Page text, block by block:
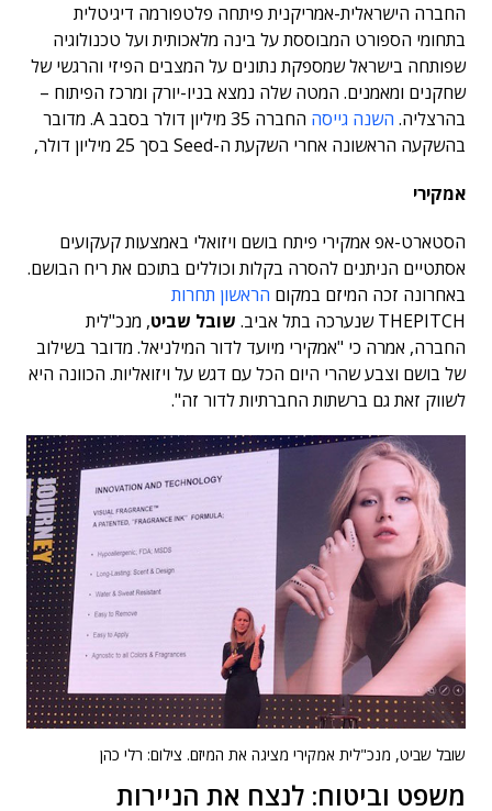
החברה הישראלית-אמריקנית פיתחה פלטפורמה דיגיטלית
בתחומי הספורט המבוססת על בינה מלאכותית ועל טכנולוגיה
שפותחה בישראל שמספקת נתונים על המצבים הפיזי והרגשי של
שחקנים ומאמנים. המטה שלה נמצא בניו-יורק ומרכז הפיתוח –
בהרצליה. השנה גייסה
החברה 35 מיליון דולר בסבב A. מדובר
בהשקעה הראשונה אחרי השקעת ה-Seed בסך 25 מיליון דולר,
אמקירי
הסטארט-אפ אמקירי פיתח בושם ויזואלי באמצעות קעקועים
אסתטיים הניתנים להסרה בקלות וכוללים בתוכם את ריח הבושם.
באחרונה זכה המיזם במקום הראשון תחרות
THEPITCH שנערכה בתל אביב.
שובל שביט, מנכ"לית
החברה, אמרה כי "אמקירי מיועד לדור המילניאל. מדובר בשילוב
של בושם וצבע שהרי היום הכל עם דגש על ויזואליות. הכוונה היא
לשווק זאת גם ברשתות החברתיות לדור זה".
שובל שביט, מנכ"לית אמקירי מציגה את המיזם. צילום: רלי כהן
משפט וביטוח: לנצח את הניירות